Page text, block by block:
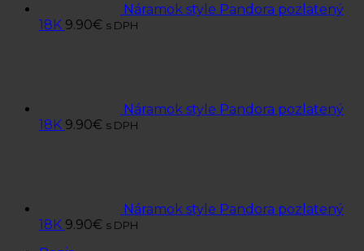
Náramok style Pandora pozlatený
18K 9.90€ s DPH
Náramok style Pandora pozlatený
18K 9.90€ s DPH
Náramok style Pandora pozlatený
18K 9.90€ s DPH